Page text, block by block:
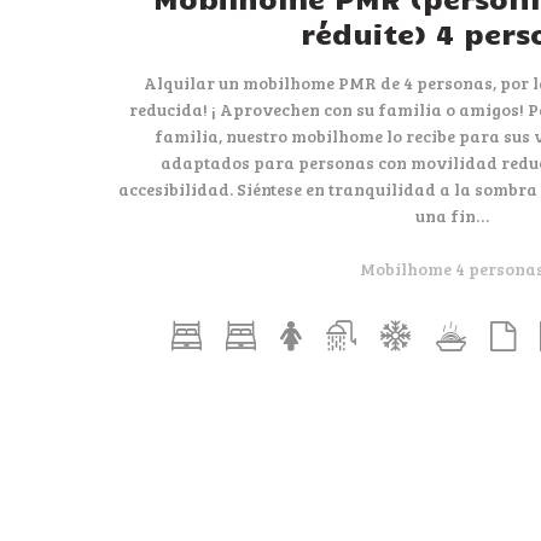
réduite) 4
Alquilar un mobilhome PMR de 4 personas,
reducida! ¡ Aprovechen con su familia o amigos!
familia, nuestro mobilhome lo recibe para sus
adaptados para personas con movilidad
accesibilidad. Siéntese en tranquilidad a la
una fin…
Mobilhome 4